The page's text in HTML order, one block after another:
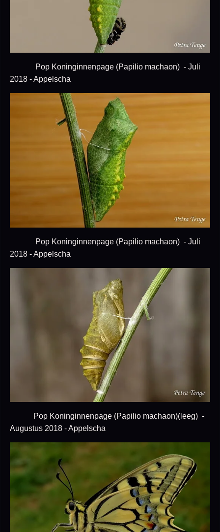
Pop Koninginnenpage (Papilio machaon) - Juli
2018 - Appelscha
Pop Koninginnenpage (Papilio machaon) - Juli
2018 - Appelscha
Pop Koninginnenpage (Papilio machaon)(leeg) -
Augustus 2018 - Appelscha